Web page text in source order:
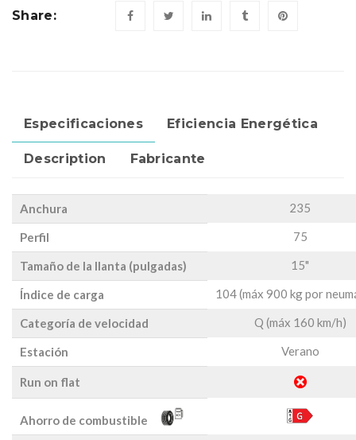
Share:
Especificaciones Eficiencia Energética
Description Fabricante
Anchura 235
Perfil 75
Tamaño de la llanta (pulgadas) 15"
Índice de carga 104 (máx 900 kg por
Categoría de velocidad Q (máx 160 km/h)
Estación Verano
Run on flat
Ahorro de combustible